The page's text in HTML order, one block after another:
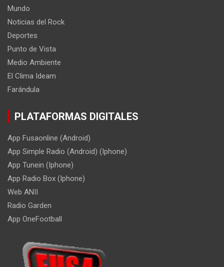
Mundo
Noticias del Rock
Deportes
Punto de Vista
Medio Ambiente
El Clima Ideam
Farándula
PLATAFORMAS DIGITALES
App Fusaonline (Android)
App Simple Radio (Android) (Iphone)
App Tunein (Iphone)
App Radio Box (Iphone)
Web ANII
Radio Garden
App OneFootball